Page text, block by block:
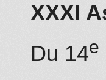
XXXI
Du 14e